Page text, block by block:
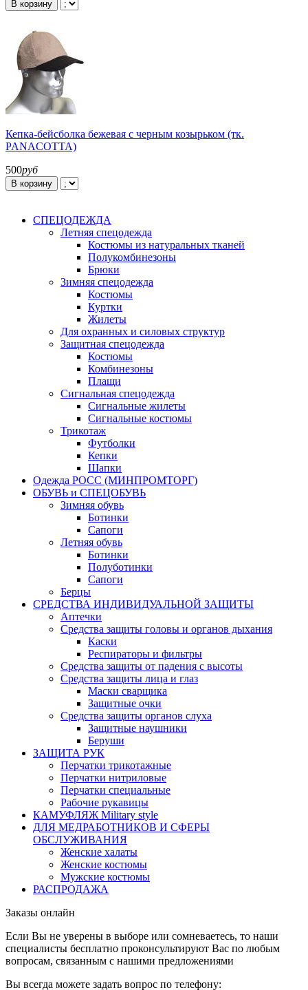
В корзину
Кепка-бейсболка бежевая с черным козырьком (тк.
PANACOTTA)
500руб
В корзину
СПЕЦОДЕЖДА
Летняя спецодежда
Костюмы из натуральных тканей
Полукомбинезоны
Брюки
Зимняя спецодежда
Костюмы
Куртки
Жилеты
Для охранных и силовых структур
Защитная спецодежда
Костюмы
Комбинезоны
Плащи
Сигнальная спецодежда
Сигнальные жилеты
Сигнальные костюмы
Трикотаж
Футболки
Кепки
Шапки
Одежда РОСС (МИНПРОМТОРГ)
ОБУВЬ и СПЕЦОБУВЬ
Зимняя обувь
Ботинки
Сапоги
Летняя обувь
Ботинки
Полуботинки
Сапоги
Берцы
СРЕДСТВА ИНДИВИДУАЛЬНОЙ ЗАЩИТЫ
Аптечки
Средства защиты головы и органов дыхания
Каски
Респираторы и фильтры
Средства защиты от падения с высоты
Средства защиты лица и глаз
Маски сварщика
Защитные очки
Средства защиты органов слуха
Защитные наушники
Беруши
ЗАЩИТА РУК
Перчатки трикотажные
Перчатки нитриловые
Перчатки специальные
Рабочие рукавицы
КАМУФЛЯЖ Military style
ДЛЯ МЕДРАБОТНИКОВ И СФЕРЫ
ОБСЛУЖИВАНИЯ
Женские халаты
Женские костюмы
Мужские костюмы
РАСПРОДАЖА
Заказы онлайн
Если Вы не уверены в выборе или сомневаетесь, то наши
специалисты бесплатно проконсультируют Вас по любым
вопросам, связанным с нашими предложениями
Вы всегда можете задать вопрос по телефону: